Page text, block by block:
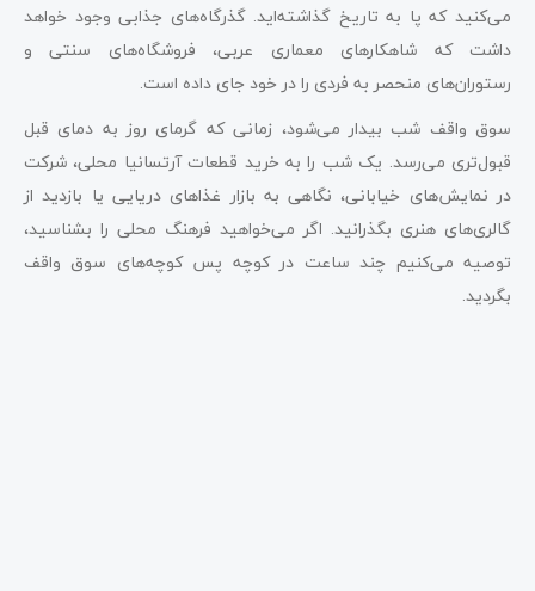
می‌کنید که پا به تاریخ گذاشته‌اید. گذرگاه‌های جذابی وجود خواهد
داشت که شاهکارهای معماری عربی، فروشگاه‌های سنتی و
رستوران‌های منحصر به فردی را در خود جای داده است.
سوق واقف شب بیدار می‌شود، زمانی که گرمای روز به دمای قبل
قبول‌تری می‌رسد. یک شب را به خرید قطعات آرتسانیا محلی، شرکت
در نمایش‌های خیابانی، نگاهی به بازار غذاهای دریایی یا بازدید از
گالری‌های هنری بگذرانید. اگر می‌خواهید فرهنگ محلی را بشناسید،
توصیه می‌کنیم چند ساعت در کوچه پس کوچه‌های سوق واقف
بگردید.